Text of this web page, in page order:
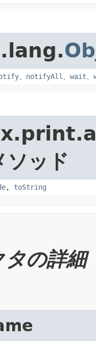
、 notifyAll、 wait、
ソッド
, toString
タの詳細